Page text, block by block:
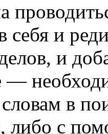
и
и
—
в
либо с